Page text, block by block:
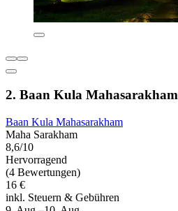
2. Baan Kula Mahasarakham
Baan Kula Mahasarakham
Maha Sarakham
8,6/10
Hervorragend
(4 Bewertungen)
16 €
inkl. Steuern & Gebühren